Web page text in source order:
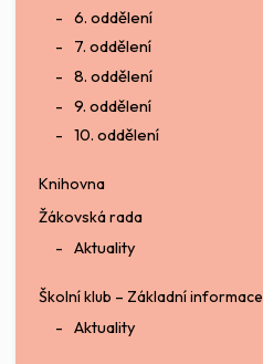
6. oddělení
7. oddělení
8. oddělení
9. oddělení
10. oddělení
Knihovna
Žákovská rada
Aktuality
Školní klub – Základní informace
Aktuality